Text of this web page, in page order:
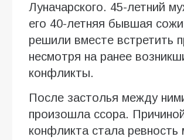
Луначарского. 45-летний
его 40-летняя бывшая
решили вместе встретить
несмотря на ранее
конфликты.
После застолья между
произошла ссора.
конфликта стала ревность